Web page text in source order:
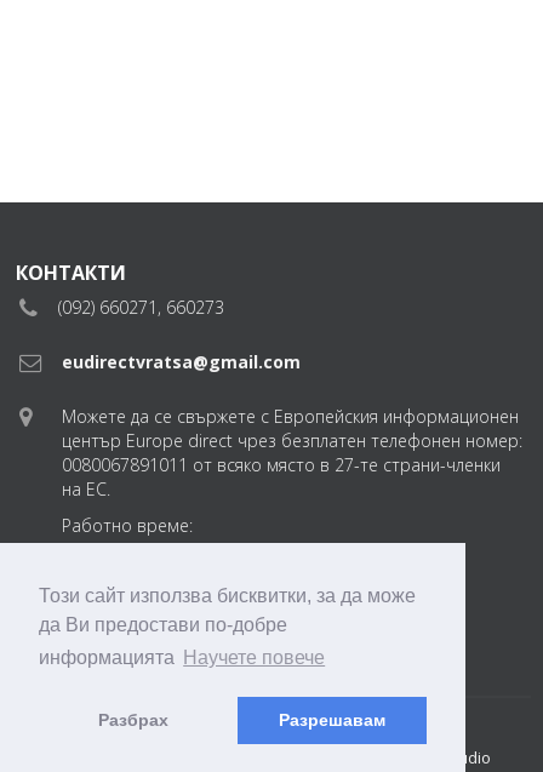
Този сайт използва бисквитки, за да може
да Ви предостави по-добре
информацията
Научете повече
Разбрах Разрешавам
КОНТАКТИ
(092) 660271, 660273
eudirectvratsa@gmail.com
Можете да се свържете с Европейския информационен
център Europe direct чрез безплатен телефонен номер:
0080067891011 от всяко място в 27-те страни-членки
на ЕС.
Работно време:
понеделник-петък
eudirectvratsabg
© 2018 ТПП Враца. EDIC Vratsa 2018-2026
Created by: DREAMmedia Creative Studio